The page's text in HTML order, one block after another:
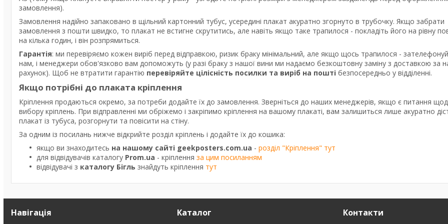
замовлення).
Замовлення надійно запаковано в щільний картонний тубус, усередині плакат акуратно згорнуто в трубочку. Якщо забрати
замовлення з пошти швидко, то плакат не встигне скрутитись, але навіть якщо таке трапилося - покладіть його на рівну
на кілька годин, і він розпрямиться.
Гарантія: ми перевіряємо кожен виріб перед відправкою, ризик браку мінімальний, але якщо щось трапилося -
нам, і менеджери обов'язково вам допоможуть (у разі браку з нашої вини ми надаємо безкоштовну заміну з доставкою за
рахунок). Щоб не втратити гарантію перевіряйте цілісність посилки та виріб на пошті безпосередньо у відділенні.
Якщо потрібні до плаката кріплення
Кріплення продаються окремо, за потреби додайте їх до замовлення. Зверніться до наших менеджерів, якщо є питання
вибору кріплень. При відправленні ми обріжемо і закріпимо кріплення на вашому плакаті, вам залишиться лише акуратно
плакат із тубуса, розгорнути та повісити на стіну.
За одним із посилань нижче відкрийте розділ кріплень і додайте їх до кошика:
якщо ви знаходитесь на нашому сайті geekposters.com.ua - розділ "Кріплення" тут
для відвідувачів каталогу Prom.ua - кріплення за цим посиланням
відвідувачі з каталогу Бігль знайдуть кріплення тут
Навігація Каталог Контакти